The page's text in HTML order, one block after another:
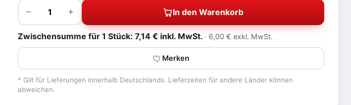
−
Menge
+ In den Warenkorb
Zwischensumme für 1 Stück: 7,14 € inkl. MwSt. 6,00 € exkl. MwSt.
Merken
* Gilt für Lieferungen innerhalb Deutschlands. Lieferzeiten für andere Länder können
abweichen.